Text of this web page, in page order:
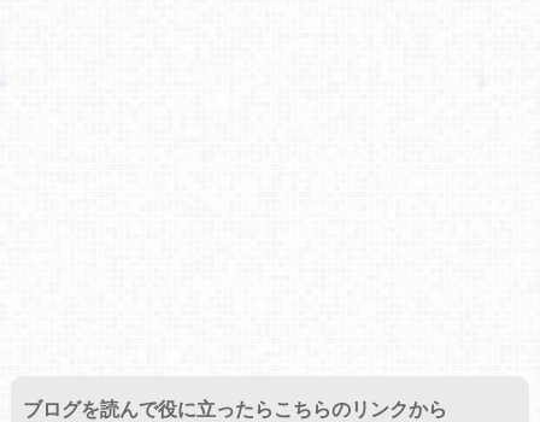
ブログを読んで役に立ったらこちらのリンクから